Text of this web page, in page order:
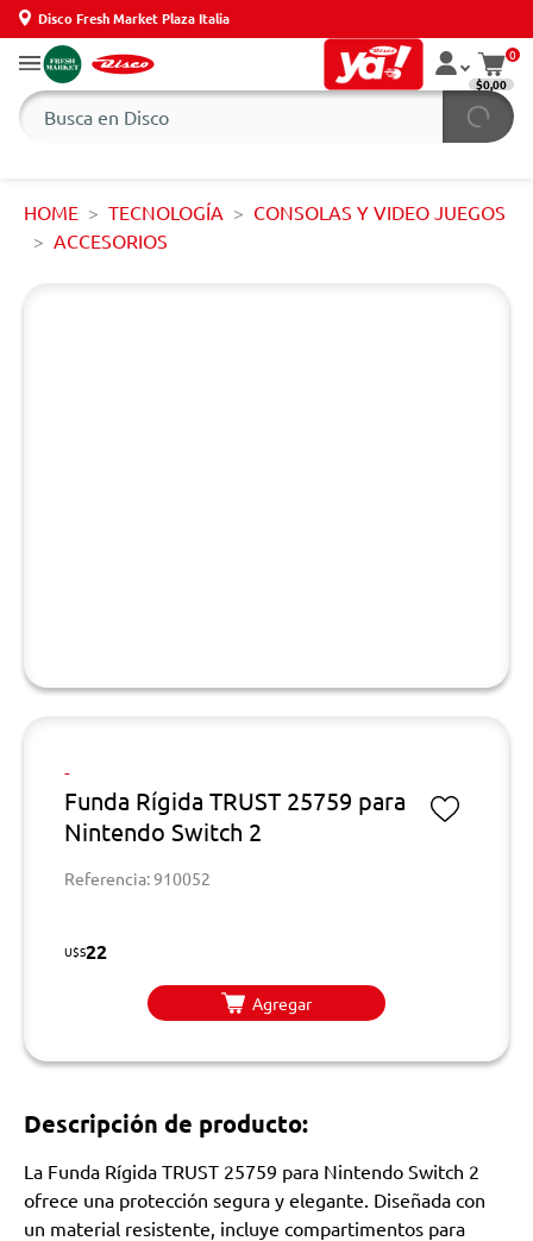
Disco Fresh Market Plaza Italia
0
$0,00
HOME TECNOLOGÍA
CONSOLAS Y VIDEO JUEGOS
ACCESORIOS
-
Funda Rígida TRUST 25759 para
Nintendo Switch 2
Referencia: 910052
U$S22
Agregar
Descripción de producto:
La Funda Rígida TRUST 25759 para Nintendo Switch 2
ofrece una protección segura y elegante. Diseñada con
un material resistente, incluye compartimentos para